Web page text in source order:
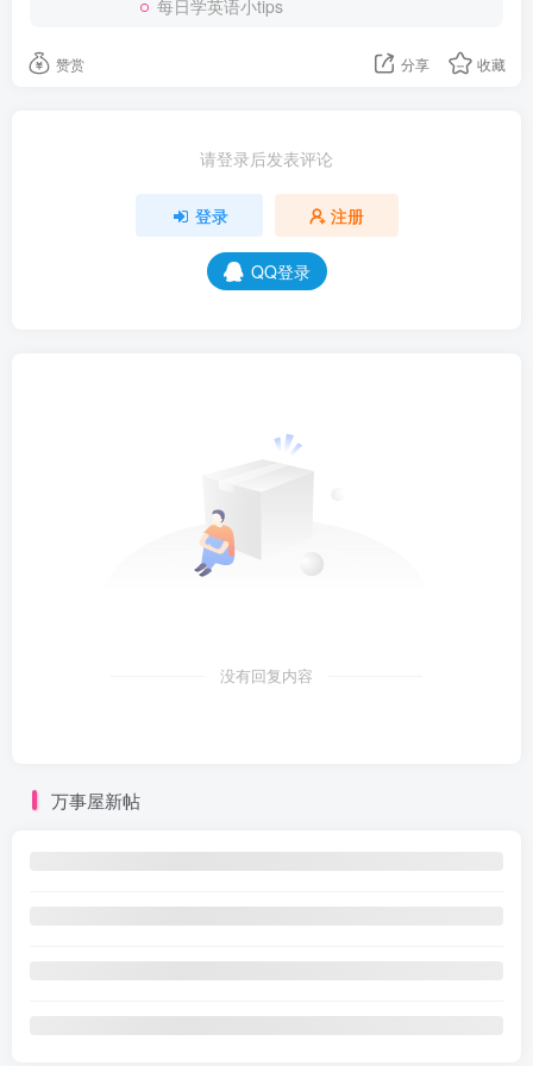
每日学英语小tips
赞赏 分享 收藏
请登录后发表评论
登录 注册
QQ登录
没有回复内容
万事屋新帖